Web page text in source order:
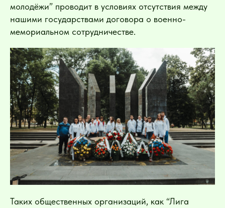
молодёжи” проводит в условиях отсутствия между
нашими государствами договора о военно-
мемориальном сотрудничестве.
Таких общественных организаций, как “Лига